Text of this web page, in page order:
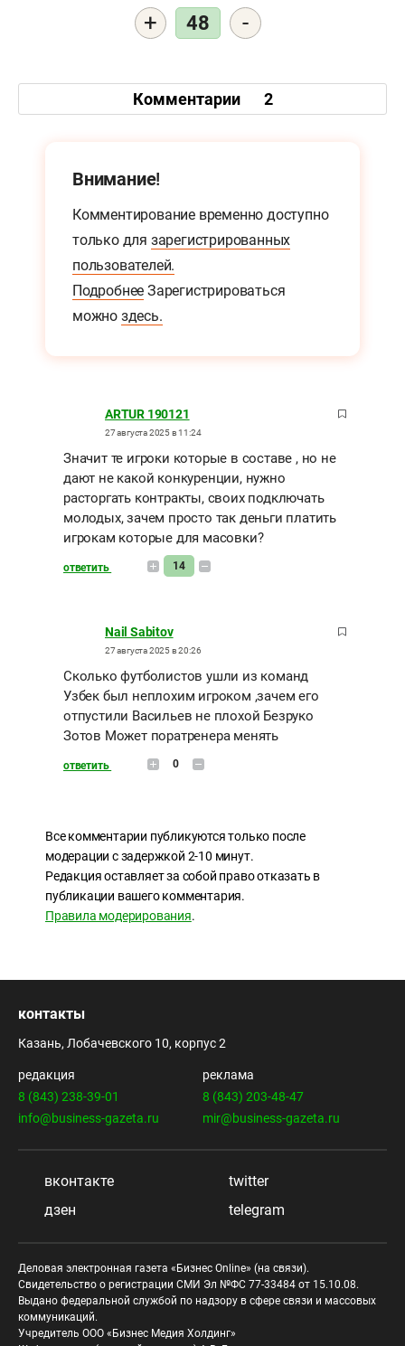
+ 48 -
Комментарии 2
Внимание!
Комментирование временно доступно
только для зарегистрированных
пользователей.
Подробнее Зарегистрироваться
можно здесь.
ARTUR 190121
27 августа 2025 в 11:24
Значит те игроки которые в составе , но не
дают не какой конкуренции, нужно
расторгать контракты, своих подключать
молодых, зачем просто так деньги платить
игрокам которые для масовки?
ответить 14
Nail Sabitov
27 августа 2025 в 20:26
Сколько футболистов ушли из команд
Узбек был неплохим игроком ,зачем его
отпустили Васильев не плохой Безруко
Зотов Может поратренера менять
ответить 0
Все комментарии публикуются только после
модерации с задержкой 2-10 минут.
Редакция оставляет за собой право отказать в
публикации вашего комментария.
Правила модерирования.
контакты
Казань, Лобачевского 10, корпус 2
редакция
8 (843) 238-39-01
info@business-gazeta.ru
реклама
8 (843) 203-48-47
mir@business-gazeta.ru
вконтакте
twitter
дзен
telegram
Деловая электронная газета «Бизнес Online» (на связи).
Свидетельство о регистрации СМИ Эл №ФС 77-33484 от 15.10.08.
Выдано федеральной службой по надзору в сфере связи и массовых
коммуникаций.
Учредитель ООО «Бизнес Медия Холдинг»